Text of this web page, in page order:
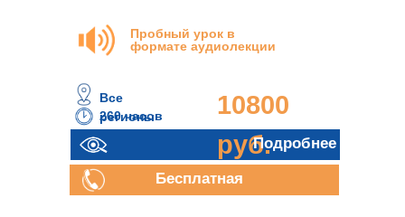
260 часов
10800
руб.
Все
регионы
Подробнее
Бесплатная
Пробный урок в
формате аудиолекции